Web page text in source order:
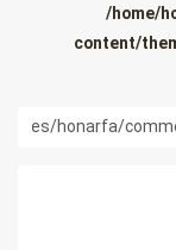
/home/
content/